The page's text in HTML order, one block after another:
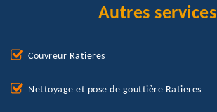
Autres services
Couvreur Ratieres
Nettoyage et pose de gouttière Ratieres